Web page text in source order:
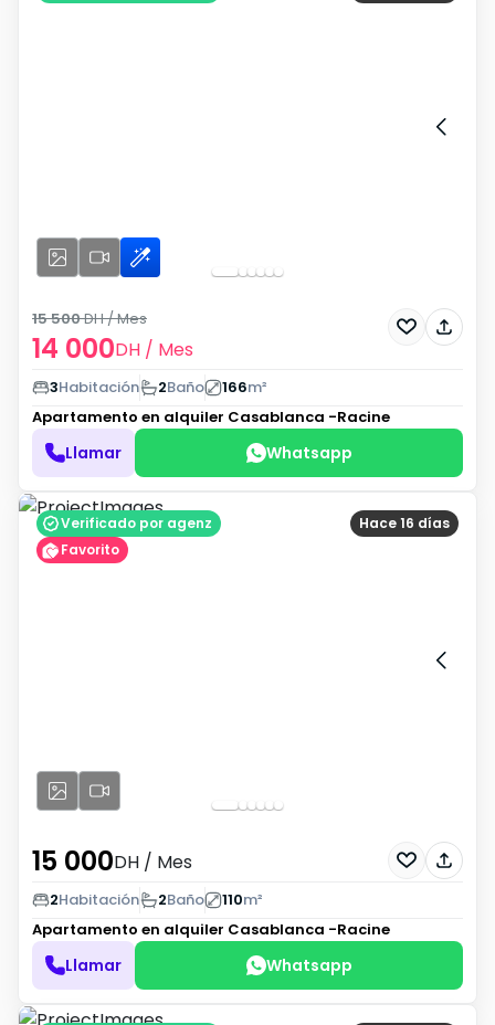
14 000DH / Mes
15 500DH/ Mes
3Habitación 2Baño 166m²
Apartamento en alquiler Casablanca -Racine
Llamar Whatsapp
Hace 16 días
Verificado por agenz
Favorito
15 000DH / Mes
2Habitación 2Baño 110m²
Apartamento en alquiler Casablanca -Racine
Llamar Whatsapp